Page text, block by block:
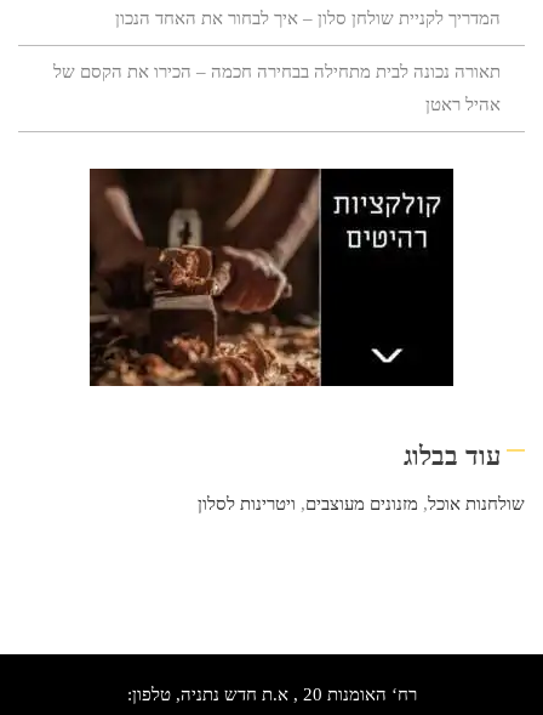
המדריך לקניית שולחן סלון – איך לבחור את האחד הנכון
תאורה נכונה לבית מתחילה בבחירה חכמה – הכירו את הקסם של
אהיל ראטן
עוד בבלוג
שולחנות אוכל, מזנונים מעוצבים, ויטרינות לסלון
רח‘ האומנות 20 , א.ת חדש נתניה, טלפון: